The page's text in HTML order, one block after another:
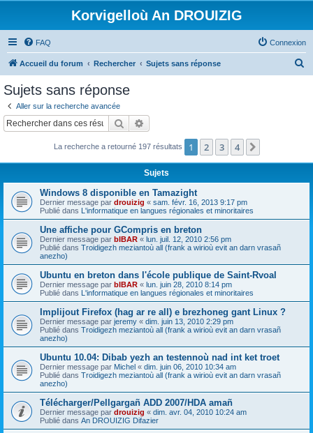
Korvigelloù An DROUIZIG
FAQ Connexion
Accueil du forum Rechercher Sujets sans réponse
c
Sujets sans réponse
Aller sur la recherche avancée
Rechercher
La recherche a retourné 197 résultats 1 2 3 4
Sujets
Windows 8 disponible en Tamazight
Dernier message par drouizig « sam. févr. 16, 2013 9:17 pm
Publié dans L'informatique en langues régionales et minoritaires
Une affiche pour GCompris en breton
Dernier message par bIBAR « lun. juil. 12, 2010 2:56 pm
Publié dans Troidigezh meziantoù all (frank a wirioù evit an darn vrasañ
anezho)
Ubuntu en breton dans l'école publique de Saint-Rvoal
Dernier message par bIBAR « lun. juin 28, 2010 8:14 pm
Publié dans L'informatique en langues régionales et minoritaires
Implijout Firefox (hag ar re all) e brezhoneg gant Linux ?
Dernier message par jeremy « dim. juin 13, 2010 2:29 pm
Publié dans Troidigezh meziantoù all (frank a wirioù evit an darn vrasañ
anezho)
Ubuntu 10.04: Dibab yezh an testennoù nad int ket troet
Dernier message par Michel « dim. juin 06, 2010 10:34 am
Publié dans Troidigezh meziantoù all (frank a wirioù evit an darn vrasañ
anezho)
Télécharger/Pellgargañ ADD 2007/HDA amañ
Dernier message par drouizig « dim. avr. 04, 2010 10:24 am
Publié dans An DROUIZIG Difazier